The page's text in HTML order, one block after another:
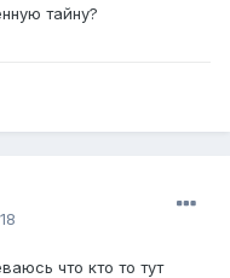
тайну?
что кто то тут